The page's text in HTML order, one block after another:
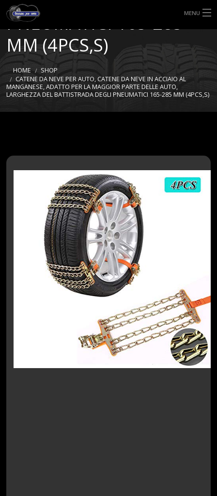
MENU
HOME
TIPI DI GOMME
MISURE GOMME
PNEUMATICI 165-285
MM (4PCS,S)
HOME
SHOP
CATENE DA NEVE PER AUTO, CATENE DA NEVE IN ACCIAIO AL
MANGANESE, ADATTO PER LA MAGGIOR PARTE DELLE AUTO,
LARGHEZZA DEL BATTISTRADA DEGLI PNEUMATICI 165-285 MM (4PCS,S)